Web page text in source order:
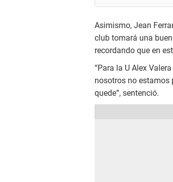
Asimismo, Jean
club tomará una
recordando que en
“Para la U Alex
nosotros no estamos
quede”, sentenció.